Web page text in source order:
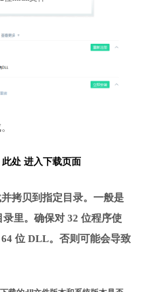
此处 进入下载页面
拷贝到指定目录。一般是
里。确保对 32 位程序使
位 DLL。否则可能会导致